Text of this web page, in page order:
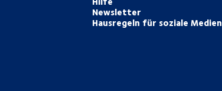
Newsletter
Hausregeln für soziale Medien